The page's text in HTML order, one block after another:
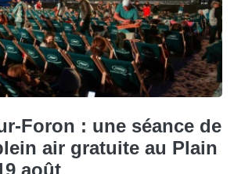
Foron : une séance de
air gratuite au Plain
août